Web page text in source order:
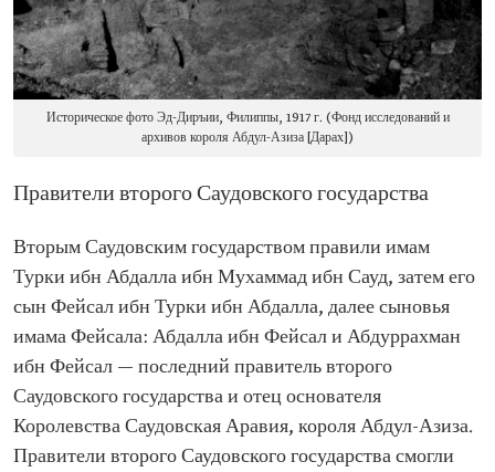
Историческое фото Эд-Диръии, Филиппы, 1917 г. (Фонд исследований и
архивов короля Абдул-Азиза [Дарах])
Правители второго Саудовского государства
Вторым Саудовским государством правили имам
Турки ибн Абдалла ибн Мухаммад ибн Сауд, затем его
сын Фейсал ибн Турки ибн Абдалла, далее сыновья
имама Фейсала: Абдалла ибн Фейсал и Абдуррахман
ибн Фейсал — последний правитель второго
Саудовского государства и отец основателя
Королевства Саудовская Аравия, короля Абдул-Азиза.
Правители второго Саудовского государства смогли